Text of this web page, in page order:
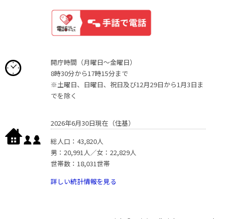
開庁時間（月曜日〜金曜日）
8時30分から17時15分まで
※土曜日、日曜日、祝日及び12月29日から1月3日ま
でを除く
2026年6月30日現在（住基）
総人口：43,820人
男：20,991人／女：22,829人
世帯数：18,031世帯
詳しい統計情報を見る